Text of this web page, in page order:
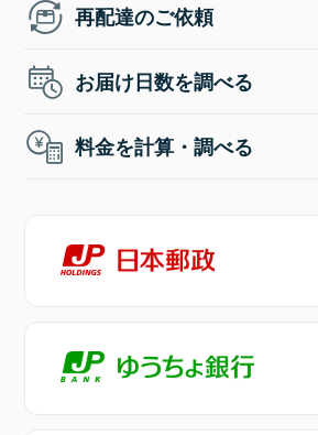
再配達のご依頼
お届け日数を調べる
料金を計算・調べる